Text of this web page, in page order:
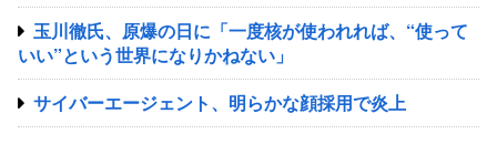
玉川徹氏、原爆の日に「一度核が使われれば、“使って
いい”という世界になりかねない」
サイバーエージェント、明らかな顔採用で炎上